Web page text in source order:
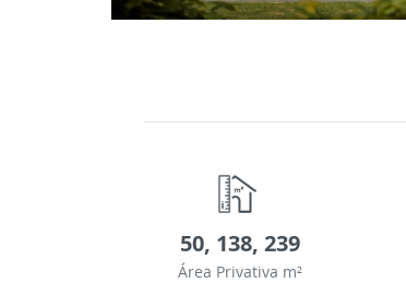
50, 138, 239
Área Privativa m²